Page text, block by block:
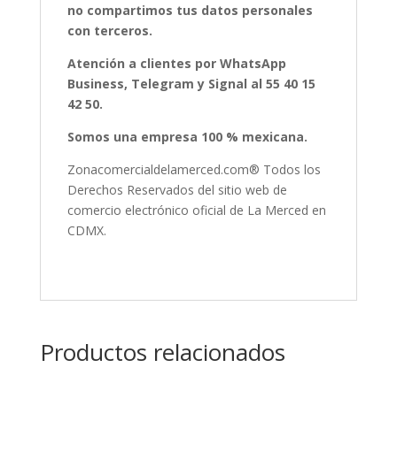
no compartimos tus datos personales
con terceros.
Atención a clientes por WhatsApp
Business, Telegram y Signal al 55 40 15
42 50.
Somos una empresa 100 % mexicana.
Zonacomercialdelamerced.com® Todos los
Derechos Reservados del sitio web de
comercio electrónico oficial de La Merced en
CDMX.
Productos relacionados